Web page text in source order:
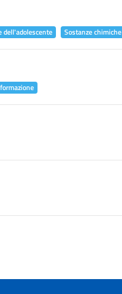
dell'adolescente Sostanze